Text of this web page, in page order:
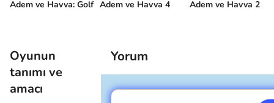
Adem ve Havva: Golf Adem ve Havva 4 Adem ve Havva 2
Oyunun
tanımı ve
amacı
Yorum